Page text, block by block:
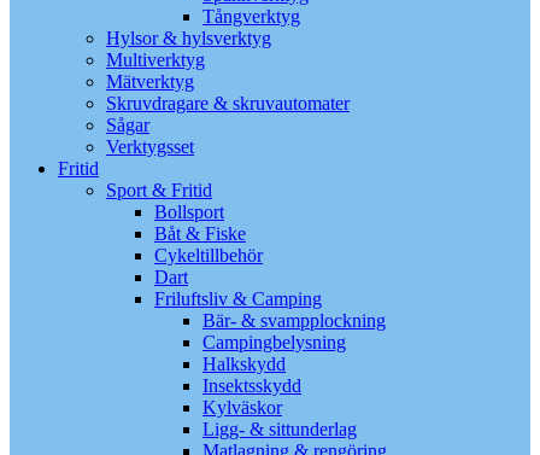
Tångverktyg
Hylsor & hylsverktyg
Multiverktyg
Mätverktyg
Skruvdragare & skruvautomater
Sågar
Verktygsset
Fritid
Sport & Fritid
Bollsport
Båt & Fiske
Cykeltillbehör
Dart
Friluftsliv & Camping
Bär- & svampplockning
Campingbelysning
Halkskydd
Insektsskydd
Kylväskor
Ligg- & sittunderlag
Matlagning & rengöring